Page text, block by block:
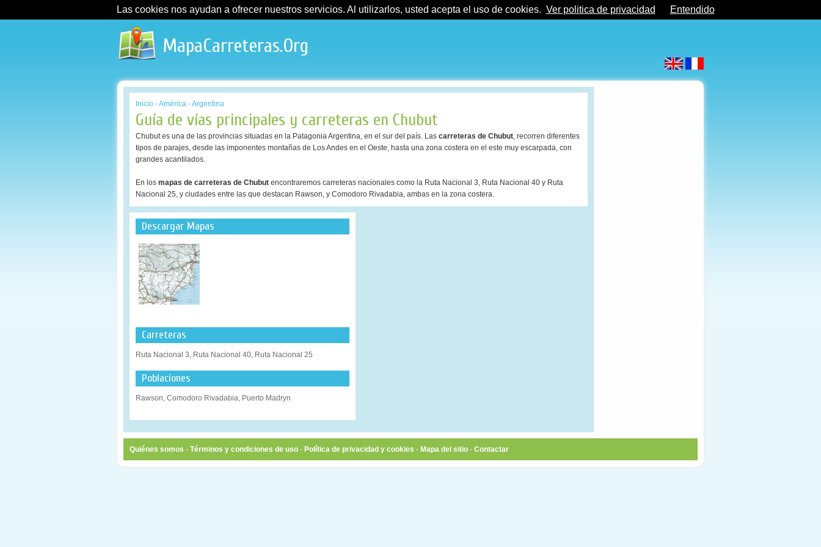
MapaCarreteras.Org
Inicio -América -Argentina
Guía de vías principales y carreteras en Chubut
Chubut es una de las provincias situadas en la Patagonia Argentina, en el sur del país. Las carreteras de Chubut, recorren diferentes
tipos de parajes, desde las imponentes montañas de Los Andes en el Oeste, hasta una zona costera en el este muy escarpada, con
grandes acantilados.
En los mapas de carreteras de Chubut encontraremos carreteras nacionales como la Ruta Nacional 3, Ruta Nacional 40 y Ruta
Nacional 25, y ciudades entre las que destacan Rawson, y Comodoro Rivadabia, ambas en la zona costera.
Descargar Mapas
Carreteras
Ruta Nacional 3, Ruta Nacional 40, Ruta Nacional 25
Poblaciones
Rawson, Comodoro Rivadabia, Puerto Madryn
Quiénes somos - Términos y condiciones de uso - Política de privacidad y cookies - Mapa del sitio - Contactar
Las cookies nos ayudan a ofrecer nuestros servicios. Al utilizarlos, usted acepta el uso de cookies. Ver politica de privacidad Entendido